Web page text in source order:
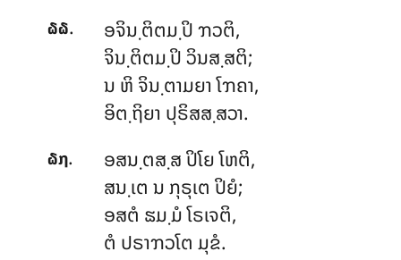
໖໖.
ອຈິນ຺ຕິຕມ຺ປິ ຠວຕິ,
ຈິນ຺ຕິຕມ຺ປິ ວິນສ຺ສຕິ;
ນ ຫິ ຈິນ຺ຕາມຍາ ໂຠຄາ,
ອິຕ຺ຖິຍາ ປຸຣິສສ຺ສວາ.
໖໗.
ອສນ຺ຕສ຺ສ ປິໂຍ ໂຫຕິ,
ສນ຺ເຕ ນ ກຸຣຸເຕ ປິຍໍ;
ອສຕໍ ຘມ຺ມໍ ໂຣເຈຕິ,
ຕໍ ປຣາຠວໂຕ ມຸຂໍ.